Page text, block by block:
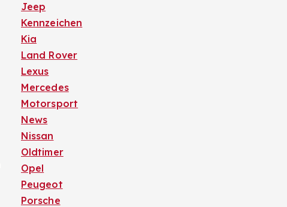
Jeep
Kennzeichen
Kia
Land Rover
Lexus
Mercedes
Motorsport
News
Nissan
Oldtimer
Opel
Peugeot
Porsche